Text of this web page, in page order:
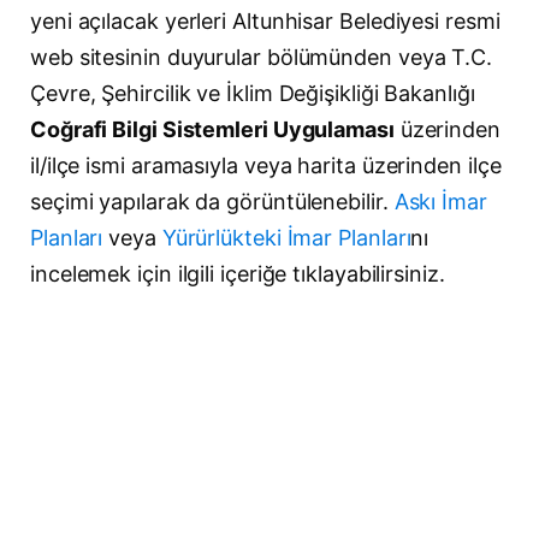
yeni açılacak yerleri Altunhisar Belediyesi resmi
web sitesinin duyurular bölümünden veya T.C.
Çevre, Şehircilik ve İklim Değişikliği Bakanlığı
Coğrafi Bilgi Sistemleri Uygulaması üzerinden
il/ilçe ismi aramasıyla veya harita üzerinden ilçe
seçimi yapılarak da görüntülenebilir. Askı İmar
Planları veya Yürürlükteki İmar Planlarını
incelemek için ilgili içeriğe tıklayabilirsiniz.